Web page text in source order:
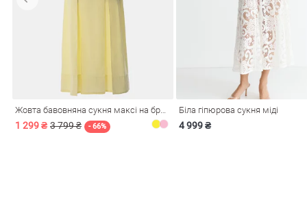
1 299 ₴ 3 799 ₴ - 66%
Біла гіпюрова сукня міді
4 999 ₴